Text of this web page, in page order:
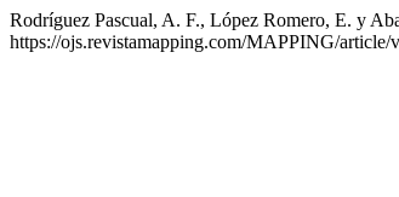
Rodríguez Pascual, A. F., López Romero, E. y
https://ojs.revistamapping.com/MAPPING/